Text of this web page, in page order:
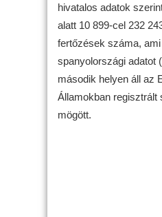
hivatalos adatok
alatt 10 899-cel 232
fertőzések száma,
spanyolországi adatot
második helyen áll az
Államokban regisztrált
mögött.